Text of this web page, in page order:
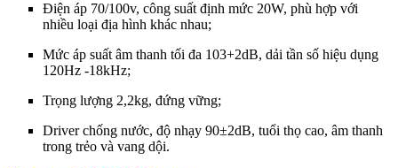
Điện áp 70/100v, công suất định mức 20W, phù hợp với
nhiều loại địa hình khác nhau;
Mức áp suất âm thanh tối đa 103+2dB, dải tần số hiệu dụng
120Hz -18kHz;
Trọng lượng 2,2kg, đứng vững;
Driver chống nước, độ nhạy 90±2dB, tuổi thọ cao, âm thanh
trong trẻo và vang dội.